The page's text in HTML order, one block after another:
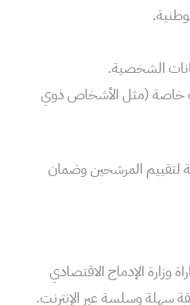
الشخصية.
خاصة (مثل الأشخاص ذوي
لتقييم المرشحين وضمان
وزارة الإدماج الاقتصادي
سهلة وسلسة عبر الإنترنت.